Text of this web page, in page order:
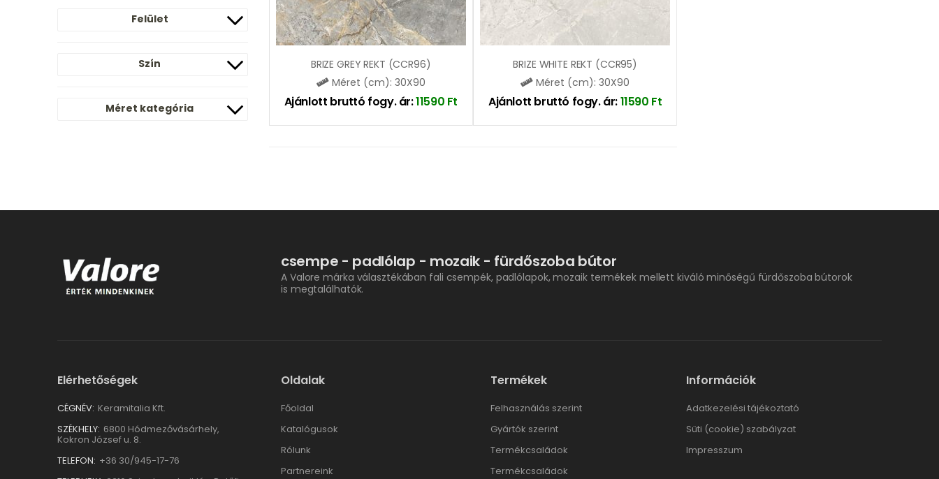
Felület
Szín
Méret kategória
BRIZE GREY REKT (CCR96)
Méret (cm): 30X90
Ajánlott bruttó fogy. ár:11590 Ft
BRIZE WHITE REKT (CCR95)
Méret (cm): 30X90
Ajánlott bruttó fogy. ár:11590 Ft
csempe - padlólap - mozaik - fürdőszoba bútor
A Valore márka választékában fali csempék, padlólapok, mozaik termékek mellett kiváló minőségű fürdőszoba bútorok
is megtalálhatók.
Elérhetőségek
CÉGNÉV: Keramitalia Kft.
SZÉKHELY: 6800 Hódmezővásárhely,
Kokron József u. 8.
TELEFON: +36 30/945-17-76
Oldalak
Főoldal
Katalógusok
Rólunk
Partnereink
Termékek
Felhasználás szerint
Gyártók szerint
Termékcsaládok
Termékcsaládok
Információk
Adatkezelési tájékoztató
Süti (cookie) szabályzat
Impresszum